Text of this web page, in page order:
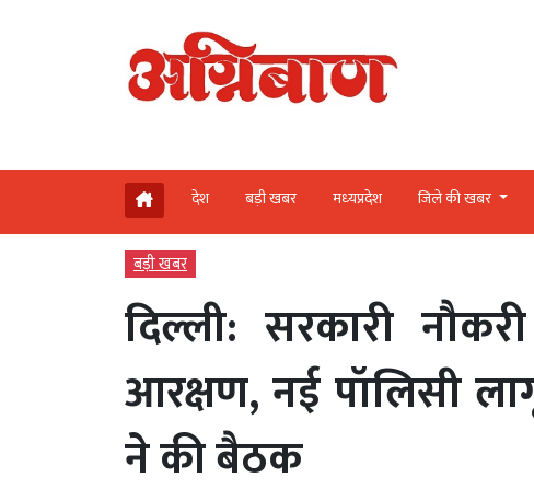
देश बड़ी खबर मध्‍यप्रदेश जिले की खबर
बड़ी खबर
दिल्ली: सरकारी
आरक्षण, नई पॉलिसी
ने की बैठक